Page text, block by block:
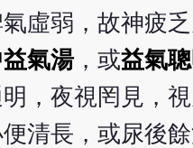
虛弱，故神疲
氣湯，或益氣
，夜視罔見，
清長，或尿後